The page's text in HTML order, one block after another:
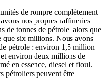
de rompre complètement
nos propres raffineries
de tonnes de pétrole, alors que
que six millions. Nous avons
pétrole : environ 1,5 million
environ deux millions de
en essence, diesel et fioul.
pétroliers peuvent être